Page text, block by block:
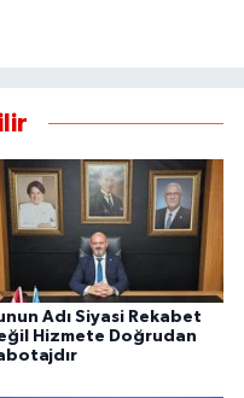
Adı Siyasi Rekabet
Hizmete Doğrudan